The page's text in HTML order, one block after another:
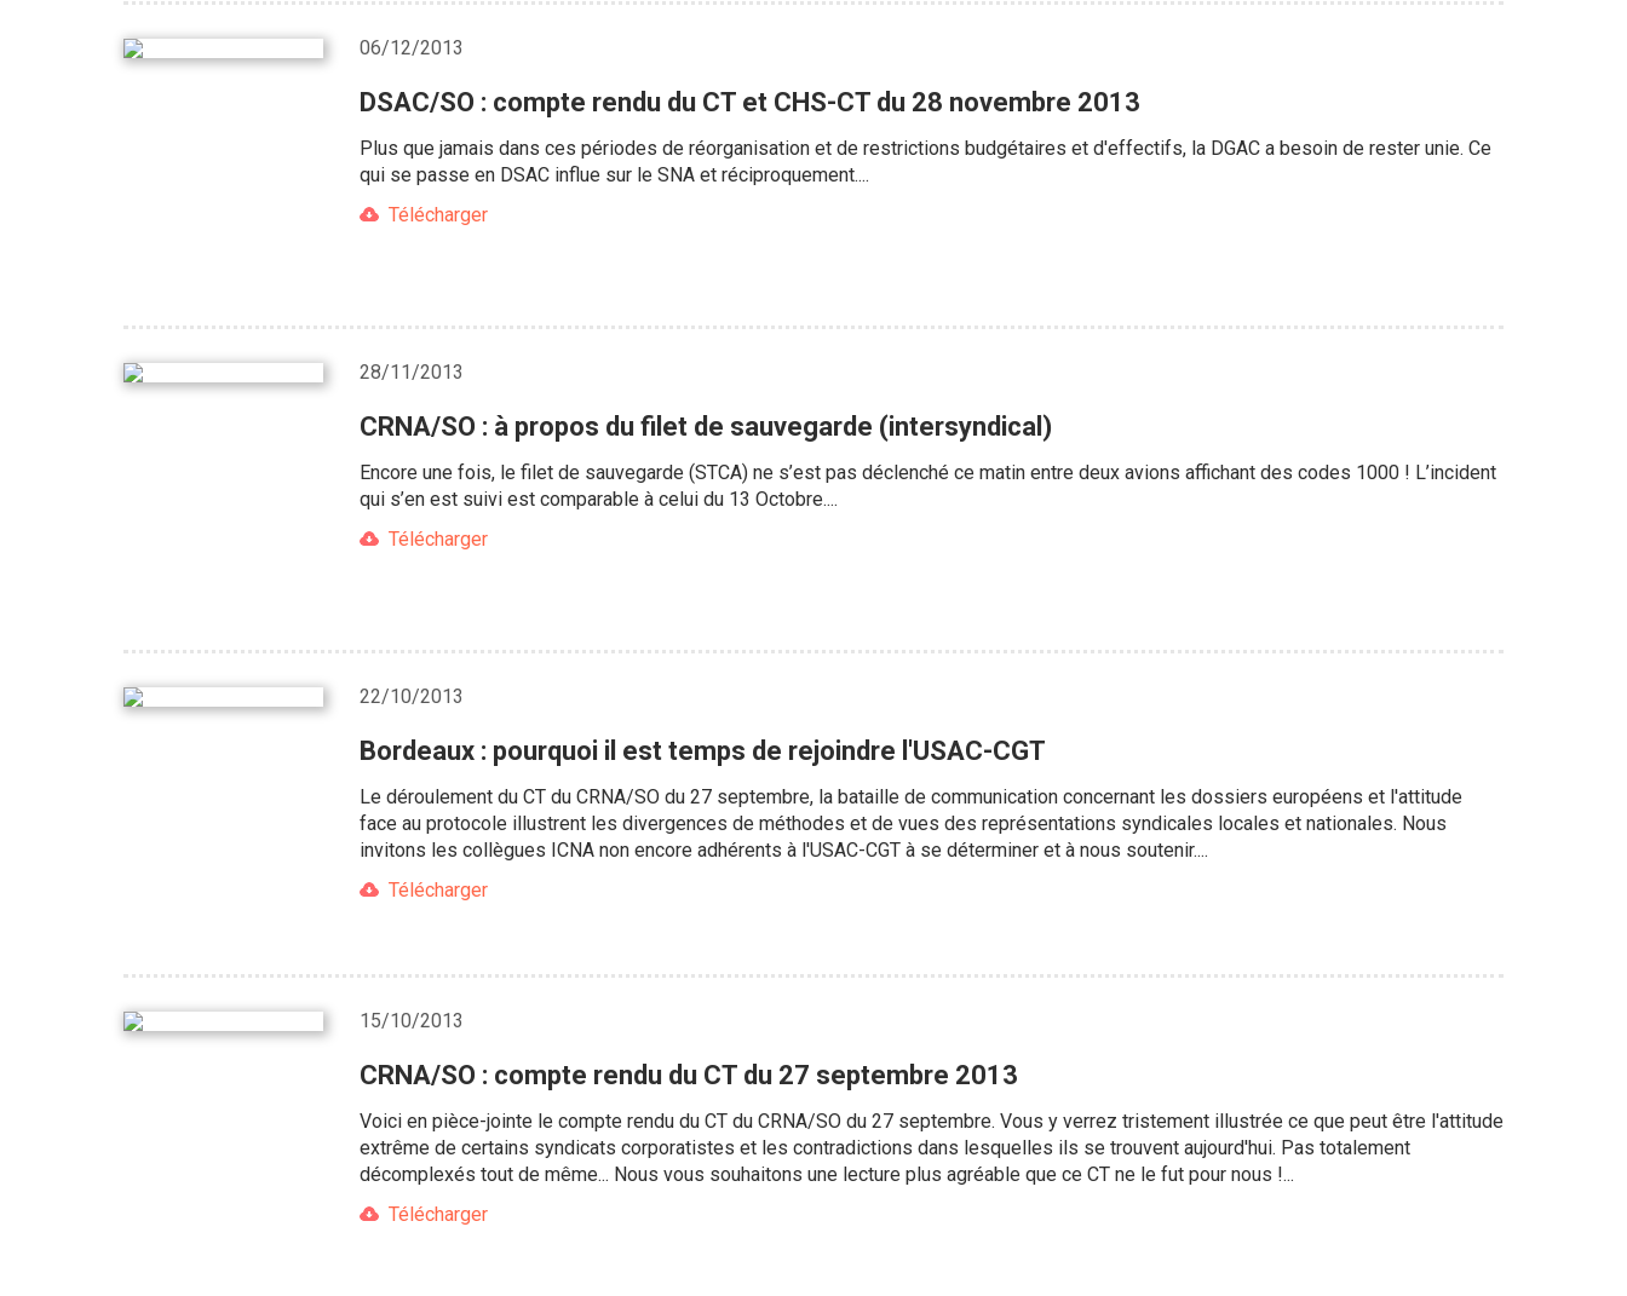
06/12/2013
DSAC/SO : compte rendu du CT et CHS-CT du 28 novembre 2013
Plus que jamais dans ces périodes de réorganisation et de restrictions budgétaires et d'effectifs, la DGAC a besoin de rester unie. Ce
qui se passe en DSAC influe sur le SNA et réciproquement....
Télécharger
28/11/2013
CRNA/SO : à propos du filet de sauvegarde (intersyndical)
Encore une fois, le filet de sauvegarde (STCA) ne s’est pas déclenché ce matin entre deux avions affichant des codes 1000 ! L’incident
qui s’en est suivi est comparable à celui du 13 Octobre....
Télécharger
22/10/2013
Bordeaux : pourquoi il est temps de rejoindre l'USAC-CGT
Le déroulement du CT du CRNA/SO du 27 septembre, la bataille de communication concernant les dossiers européens et l'attitude
face au protocole illustrent les divergences de méthodes et de vues des représentations syndicales locales et nationales. Nous
invitons les collègues ICNA non encore adhérents à l'USAC-CGT à se déterminer et à nous soutenir....
Télécharger
15/10/2013
CRNA/SO : compte rendu du CT du 27 septembre 2013
Voici en pièce-jointe le compte rendu du CT du CRNA/SO du 27 septembre. Vous y verrez tristement illustrée ce que peut être l'attitude
extrême de certains syndicats corporatistes et les contradictions dans lesquelles ils se trouvent aujourd'hui. Pas totalement
décomplexés tout de même... Nous vous souhaitons une lecture plus agréable que ce CT ne le fut pour nous !...
Télécharger